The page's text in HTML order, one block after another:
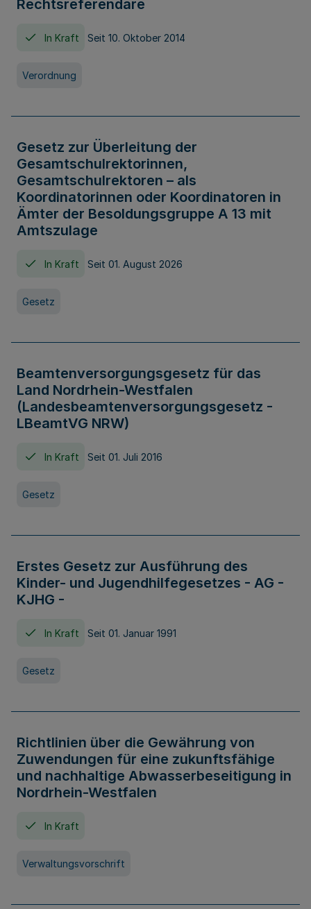
Rechtsreferendare
In Kraft Seit 10. Oktober 2014
Verordnung
Gesetz zur Überleitung der
Gesamtschulrektorinnen,
Gesamtschulrektoren – als
Koordinatorinnen oder Koordinatoren in
Ämter der Besoldungsgruppe A 13 mit
Amtszulage
In Kraft Seit 01. August 2026
Gesetz
Beamtenversorgungsgesetz für das
Land Nordrhein-Westfalen
(Landesbeamtenversorgungsgesetz -
LBeamtVG NRW)
In Kraft Seit 01. Juli 2016
Gesetz
Erstes Gesetz zur Ausführung des
Kinder- und Jugendhilfegesetzes - AG -
KJHG -
In Kraft Seit 01. Januar 1991
Gesetz
Richtlinien über die Gewährung von
Zuwendungen für eine zukunftsfähige
und nachhaltige Abwasserbeseitigung in
Nordrhein-Westfalen
In Kraft
Verwaltungsvorschrift